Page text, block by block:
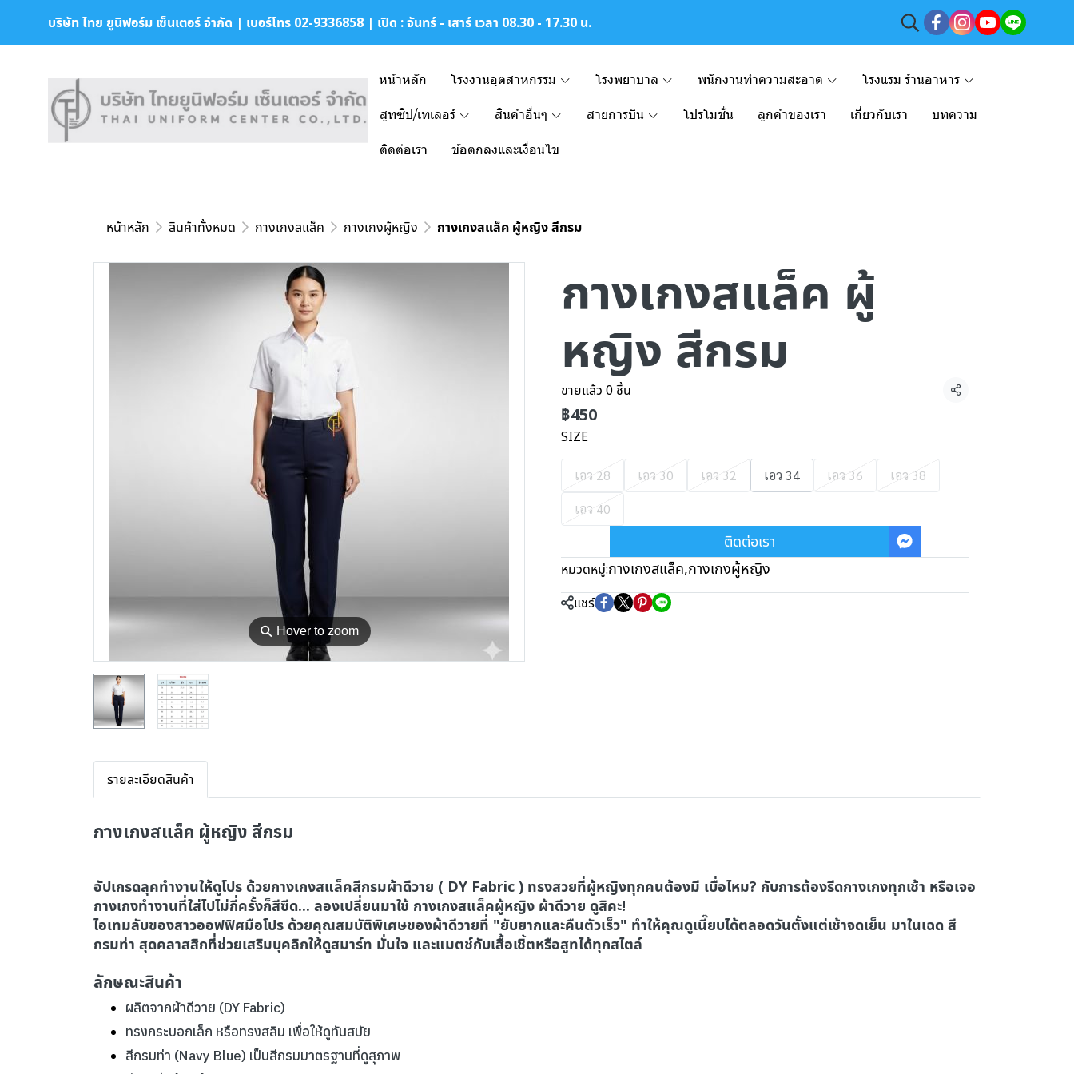
บริษัท ไทย ยูนิฟอร์ม เซ็นเตอร์ จำกัด | เบอร์โทร 02-9336858 | เปิด : จันทร์ - เสาร์ เวลา 08.30 - 17.30 น.
หน้าหลัก โรงงานอุตสาหกรรม โรงพยาบาล พนักงานทำความสะอาด โรงแรม ร้านอาหาร
สูทซิป/เทเลอร์ สินค้าอื่นๆ สายการบิน โปรโมชั่น ลูกค้าของเรา เกี่ยวกับเรา บทความ
ติดต่อเรา ข้อตกลงและเงื่อนไข
หน้าหลัก สินค้าทั้งหมด กางเกงสแล็ค กางเกงผู้หญิง กางเกงสแล็ค ผู้หญิง สีกรม
⚲ Hover to zoom
กางเกงสแล็ค ผู้
หญิง สีกรม
ขายแล้ว 0 ชิ้น แชร์
฿450
SIZE
เอว 28 เอว 30 เอว 32 เอว 34 เอว 36
เอว 38
เอว 40
ติดต่อเรา
หมวดหมู่:กางเกงสแล็ค,กางเกงผู้หญิง
แชร์
รายละเอียดสินค้า
กางเกงสแล็ค ผู้หญิง สีกรม
อัปเกรดลุคทำงานให้ดูโปร ด้วยกางเกงสแล็คสีกรมผ้าดีวาย ( DY Fabric ) ทรงสวยที่ผู้หญิงทุกคนต้องมี เบื่อไหม? กับการต้องรีดกางเกงทุกเช้า หรือเจอ
กางเกงทำงานที่ใส่ไปไม่กี่ครั้งก็สีซีด... ลองเปลี่ยนมาใช้ กางเกงสแล็คผู้หญิง ผ้าดีวาย ดูสิคะ!
ไอเทมลับของสาวออฟฟิศมือโปร ด้วยคุณสมบัติพิเศษของผ้าดีวายที่ "ยับยากและคืนตัวเร็ว" ทำให้คุณดูเนี๊ยบได้ตลอดวันตั้งแต่เช้าจดเย็น มาในเฉด สี
กรมท่า สุดคลาสสิกที่ช่วยเสริมบุคลิกให้ดูสมาร์ท มั่นใจ และแมตช์กับเสื้อเชิ้ตหรือสูทได้ทุกสไตล์
ลักษณะสินค้า
ผลิตจากผ้าดีวาย (DY Fabric)
ทรงกระบอกเล็ก หรือทรงสลิม เพื่อให้ดูทันสมัย
สีกรมท่า (Navy Blue) เป็นสีกรมมาตรฐานที่ดูสุภาพ